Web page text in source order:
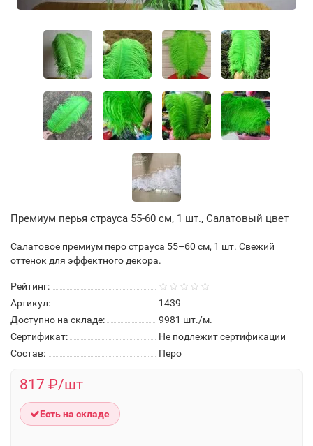
Премиум перья страуса 55-60 см, 1 шт., Салатовый цвет
Салатовое премиум перо страуса 55–60 см, 1 шт. Свежий
оттенок для эффектного декора.
Рейтинг:
Артикул:
1439
Доступно на складе:
9981 шт./м.
Сертификат:
Не подлежит сертификации
Состав:
Перо
817 ₽/шт
Есть на складе